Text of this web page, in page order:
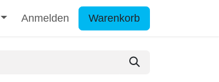
Anmelden Warenkorb